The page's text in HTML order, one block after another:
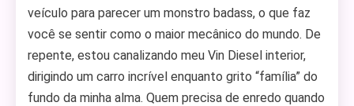
veículo para parecer um monstro badass, o que faz
você se sentir como o maior mecânico do mundo. De
repente, estou canalizando meu Vin Diesel interior,
dirigindo um carro incrível enquanto grito “família” do
fundo da minha alma. Quem precisa de enredo quando